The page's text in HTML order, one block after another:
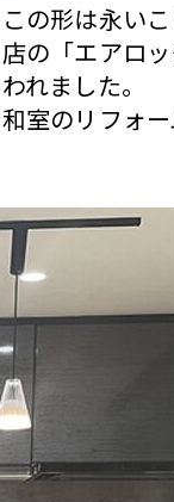
この形は永い
店の「エアロ
われました。
和室のリフォ